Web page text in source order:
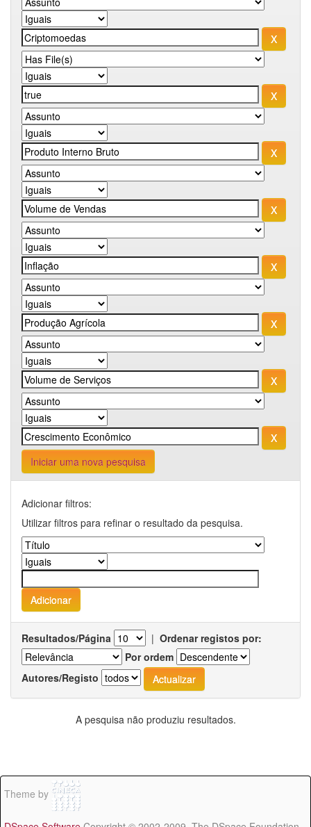
Iniciar uma nova pesquisa
Adicionar filtros:
Utilizar filtros para refinar o resultado da pesquisa.
Resultados/Página | Ordenar registos por:
Por ordem
Autores/Registo
A pesquisa não produziu resultados.
Theme by